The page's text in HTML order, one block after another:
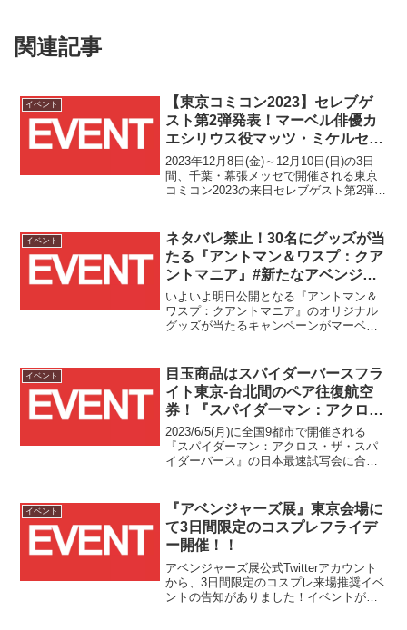
関連記事
イベント
【東京コミコン2023】セレブゲ
スト第2弾発表！マーベル俳優カ
エシリウス役マッツ・ミケルセン
氏とマンティス役ポム・クレメン
ティエフ氏の来日が決定！！
2023年12月8日(金)～12月10日(日)の3日
間、千葉・幕張メッセで開催される東京
コミコン2023の来日セレブゲスト第2弾が
イベント
ネタバレ禁止！30名にグッズが当
たる『アントマン＆ワスプ：クア
ントマニア』#新たなアベンジャ
ーズの始まり目撃キャンペーン開
催中！！
いよいよ明日公開となる『アントマン＆
ワスプ：クアントマニア』のオリジナル
グッズが当たるキャンペーンがマーベ
イベント
目玉商品はスパイダーバースフラ
イト東京-台北間のペア往復航空
券！『スパイダーマン：アクロ
ス・ザ・スパイダーバース』期待
&感想 投稿キャンペーンが
2023/6/5(月)20:00～24:00の4時間
2023/6/5(月)に全国9都市で開催される
『スパイダーマン：アクロス・ザ・スパ
イダーバース』の日本最速試写会に合わ
イベント
『アベンジャーズ展』東京会場に
て3日間限定のコスプレフライデ
ー開催！！
アベンジャーズ展公式Twitterアカウント
から、3日間限定のコスプレ来場推奨イベ
ントの告知がありました！イベントが開